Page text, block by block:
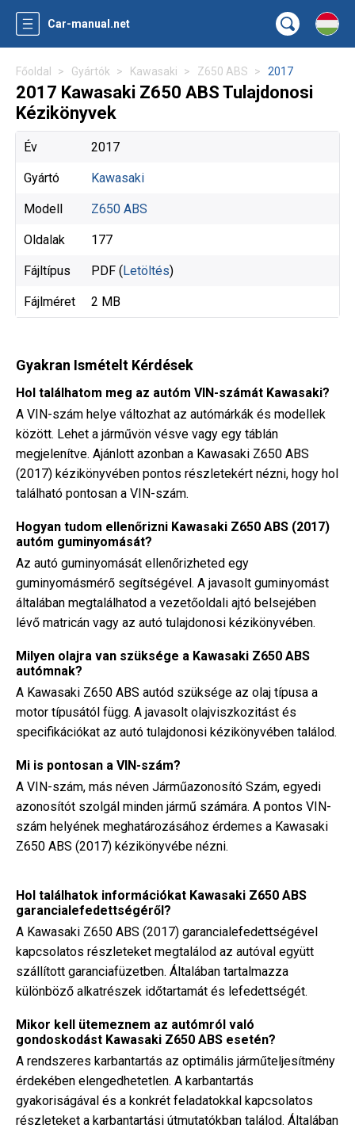
Car-manual.net
Főoldal Gyártók Kawasaki Z650 ABS 2017
2017 Kawasaki Z650 ABS Tulajdonosi
Kézikönyvek
Év 2017
Gyártó Kawasaki
Modell Z650 ABS
Oldalak 177
Fájltípus PDF (Letöltés)
Fájlméret 2 MB
Gyakran Ismételt Kérdések
Hol találhatom meg az autóm VIN-számát Kawasaki?
A VIN-szám helye változhat az autómárkák és modellek
között. Lehet a járművön vésve vagy egy táblán
megjelenítve. Ajánlott azonban a Kawasaki Z650 ABS
(2017) kézikönyvében pontos részletekért nézni, hogy hol
található pontosan a VIN-szám.
Hogyan tudom ellenőrizni Kawasaki Z650 ABS (2017)
autóm guminyomását?
Az autó guminyomását ellenőrizheted egy
guminyomásmérő segítségével. A javasolt guminyomást
általában megtalálhatod a vezetőoldali ajtó belsejében
lévő matricán vagy az autó tulajdonosi kézikönyvében.
Milyen olajra van szüksége a Kawasaki Z650 ABS
autómnak?
A Kawasaki Z650 ABS autód szüksége az olaj típusa a
motor típusától függ. A javasolt olajviszkozitást és
specifikációkat az autó tulajdonosi kézikönyvében találod.
Mi is pontosan a VIN-szám?
A VIN-szám, más néven Járműazonosító Szám, egyedi
azonosítót szolgál minden jármű számára. A pontos VIN-
szám helyének meghatározásához érdemes a Kawasaki
Z650 ABS (2017) kézikönyvébe nézni.
Hol találhatok információkat Kawasaki Z650 ABS
garancialefedettségéről?
A Kawasaki Z650 ABS (2017) garancialefedettségével
kapcsolatos részleteket megtalálod az autóval együtt
szállított garanciafüzetben. Általában tartalmazza
különböző alkatrészek időtartamát és lefedettségét.
Mikor kell ütemeznem az autómról való
gondoskodást Kawasaki Z650 ABS esetén?
A rendszeres karbantartás az optimális járműteljesítmény
érdekében elengedhetetlen. A karbantartás
gyakoriságával és a konkrét feladatokkal kapcsolatos
részleteket a karbantartási útmutatókban találod. Általában